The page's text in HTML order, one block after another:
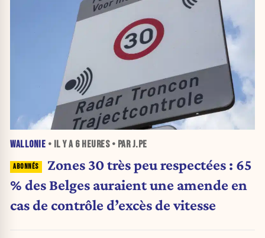
WALLONIE • IL Y A 6 HEURES• PAR J.PE
Zones 30 très peu respectées : 65
% des Belges auraient une amende en
cas de contrôle d’excès de vitesse